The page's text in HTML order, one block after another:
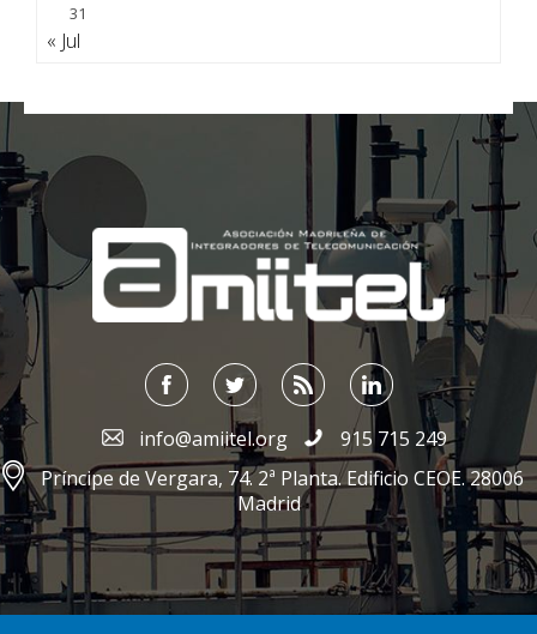
31
« Jul
;
info@amiitel.org
915 715 249
Príncipe de Vergara, 74. 2ª Planta. Edificio CEOE. 28006
Madrid